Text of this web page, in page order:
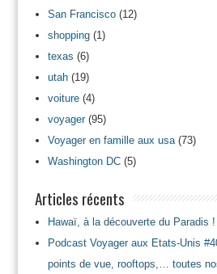
San Francisco(12)
shopping(1)
texas (6)
utah(19)
voiture(4)
voyager(95)
Voyager en famille aux usa(73)
Washington DC(5)
Articles récents
Hawaï, à la découverte du Paradis !
Podcast Voyager aux Etats-Unis
points de vue, rooftops,… toutes